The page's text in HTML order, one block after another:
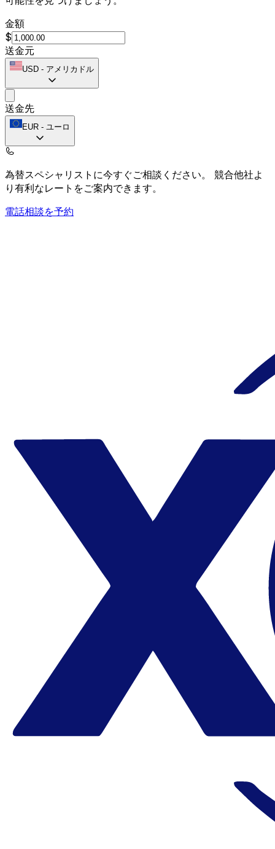
金額
$
送金元
USD - アメリカドル
送金先
EUR - ユーロ
為替スペシャリストに今すぐご相談ください。 競合他社よ
り有利なレートをご案内できます。
電話相談を予約